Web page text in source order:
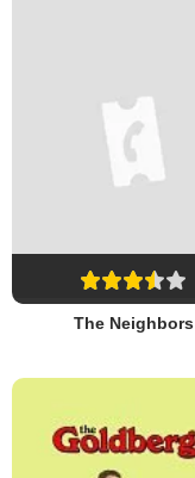
The Neighbors